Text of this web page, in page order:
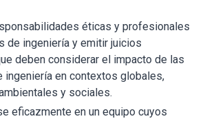
éticas y profesionales
de ingeniería y emitir juicios
deben considerar el impacto de las
ingeniería en contextos globales,
y sociales.
eficazmente en un equipo cuyos